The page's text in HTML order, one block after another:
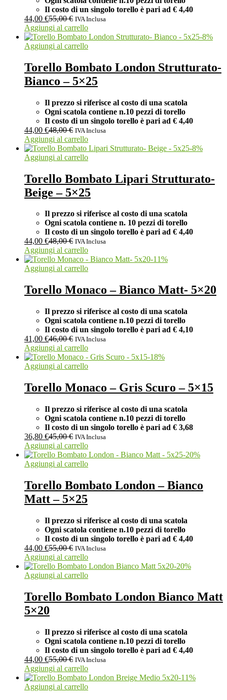
Il costo di un singolo torello è pari ad € 4,40
44,00 €55,00€ IVA Inclusa
Aggiungi al carrello
-8%
Aggiungi al carrello
Torello Bombato London Strutturato-
Bianco – 5×25
Il prezzo si riferisce al costo di una scatola
Ogni scatola contiene n.10 pezzi di torello
Il costo di un singolo torello è pari ad € 4,40
44,00 €48,00€ IVA Inclusa
Aggiungi al carrello
-8%
Aggiungi al carrello
Torello Bombato Lipari Strutturato-
Beige – 5×25
Il prezzo si riferisce al costo di una scatola
Ogni scatola contiene n. 10 pezzi di torello
Il costo di un singolo torello è pari ad € 4,40
44,00 €48,00€ IVA Inclusa
Aggiungi al carrello
-11%
Aggiungi al carrello
Torello Monaco – Bianco Matt- 5×20
Il prezzo si riferisce al costo di una scatola
Ogni scatola contiene n.10 pezzi di torello
Il costo di un singolo torello è pari ad € 4,10
41,00 €46,00€ IVA Inclusa
Aggiungi al carrello
-18%
Aggiungi al carrello
Torello Monaco – Gris Scuro – 5×15
Il prezzo si riferisce al costo di una scatola
Ogni scatola contiene n.10 pezzi di torello
Il costo di un singolo torello è pari ad € 3,68
36,80 €45,00€ IVA Inclusa
Aggiungi al carrello
-20%
Aggiungi al carrello
Torello Bombato London – Bianco
Matt – 5×25
Il prezzo si riferisce al costo di una scatola
Ogni scatola contiene n.10 pezzi di torello
Il costo di un singolo torello è pari ad € 4,40
44,00 €55,00€ IVA Inclusa
Aggiungi al carrello
-20%
Aggiungi al carrello
Torello Bombato London Bianco Matt
5×20
Il prezzo si riferisce al costo di una scatola
Ogni scatola contiene n.10 pezzi di torello
Il costo di un singolo torello è pari ad € 4,40
44,00 €55,00€ IVA Inclusa
Aggiungi al carrello
-11%
Aggiungi al carrello